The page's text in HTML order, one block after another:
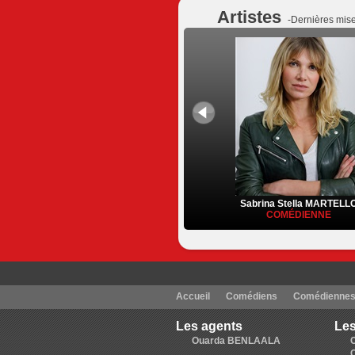
Artistes -Dernières
Sabrina Stella
COMÉDIENNE
Accueil Comédiens Comédiennes
Les agents
Ouarda BENLAALA